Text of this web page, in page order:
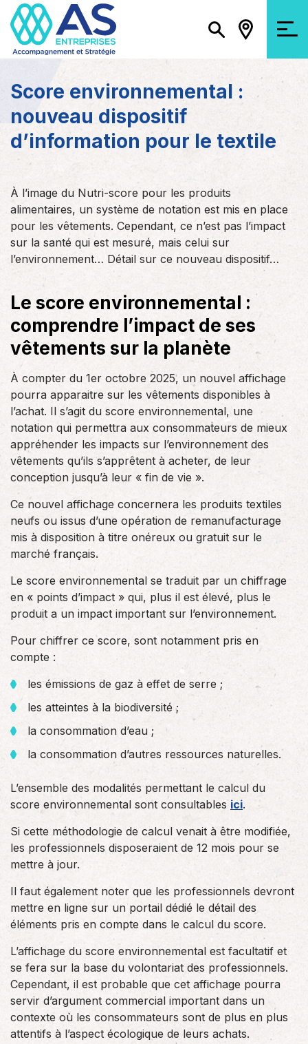
Score environnemental :
nouveau dispositif
d’information pour le textile
À l’image du Nutri-score pour les produits
alimentaires, un système de notation est mis en place
pour les vêtements. Cependant, ce n’est pas l’impact
sur la santé qui est mesuré, mais celui sur
l’environnement… Détail sur ce nouveau dispositif…
Le score environnemental :
comprendre l’impact de ses
vêtements sur la planète
À compter du 1er octobre 2025, un nouvel affichage
pourra apparaitre sur les vêtements disponibles à
l’achat. Il s’agit du score environnemental, une
notation qui permettra aux consommateurs de mieux
appréhender les impacts sur l’environnement des
vêtements qu’ils s’apprêtent à acheter, de leur
conception jusqu’à leur « fin de vie ».
Ce nouvel affichage concernera les produits textiles
neufs ou issus d’une opération de remanufacturage
mis à disposition à titre onéreux ou gratuit sur le
marché français.
Le score environnemental se traduit par un chiffrage
en « points d’impact » qui, plus il est élevé, plus le
produit a un impact important sur l’environnement.
Pour chiffrer ce score, sont notamment pris en
compte :
les émissions de gaz à effet de serre ;
les atteintes à la biodiversité ;
la consommation d’eau ;
la consommation d’autres ressources naturelles.
L’ensemble des modalités permettant le calcul du
score environnemental sont consultables ici.
Si cette méthodologie de calcul venait à être modifiée,
les professionnels disposeraient de 12 mois pour se
mettre à jour.
Il faut également noter que les professionnels devront
mettre en ligne sur un portail dédié le détail des
éléments pris en compte dans le calcul du score.
L’affichage du score environnemental est facultatif et
se fera sur la base du volontariat des professionnels.
Cependant, il est probable que cet affichage pourra
servir d’argument commercial important dans un
contexte où les consommateurs sont de plus en plus
attentifs à l’aspect écologique de leurs achats.